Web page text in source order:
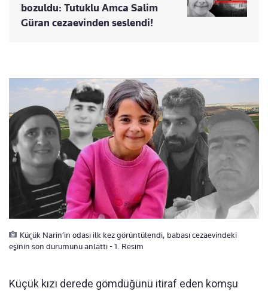
bozuldu: Tutuklu Amca Salim
Güran cezaevinden seslendi!
Küçük Narin’in odası ilk kez görüntülendi, babası cezaevindeki
eşinin son durumunu anlattı - 1. Resim
Küçük kızı derede gömdüğünü itiraf eden komşu